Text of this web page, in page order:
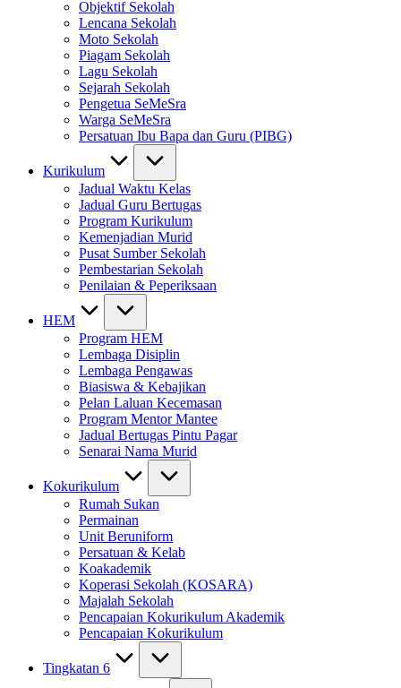
Objektif Sekolah
Lencana Sekolah
Moto Sekolah
Piagam Sekolah
Lagu Sekolah
Sejarah Sekolah
Pengetua SeMeSra
Warga SeMeSra
Persatuan Ibu Bapa dan Guru (PIBG)
Kurikulum
Jadual Waktu Kelas
Jadual Guru Bertugas
Program Kurikulum
Kemenjadian Murid
Pusat Sumber Sekolah
Pembestarian Sekolah
Penilaian & Peperiksaan
HEM
Program HEM
Lembaga Disiplin
Lembaga Pengawas
Biasiswa & Kebajikan
Pelan Laluan Kecemasan
Program Mentor Mantee
Jadual Bertugas Pintu Pagar
Senarai Nama Murid
Kokurikulum
Rumah Sukan
Permainan
Unit Beruniform
Persatuan & Kelab
Koakademik
Koperasi Sekolah (KOSARA)
Majalah Sekolah
Pencapaian Kokurikulum Akademik
Pencapaian Kokurikulum
Tingkatan 6